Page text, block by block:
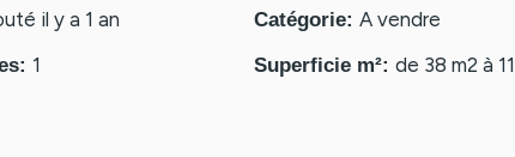
il y a 1 an Catégorie: A vendre
: 1 Superficie m²: de 38 m2 à